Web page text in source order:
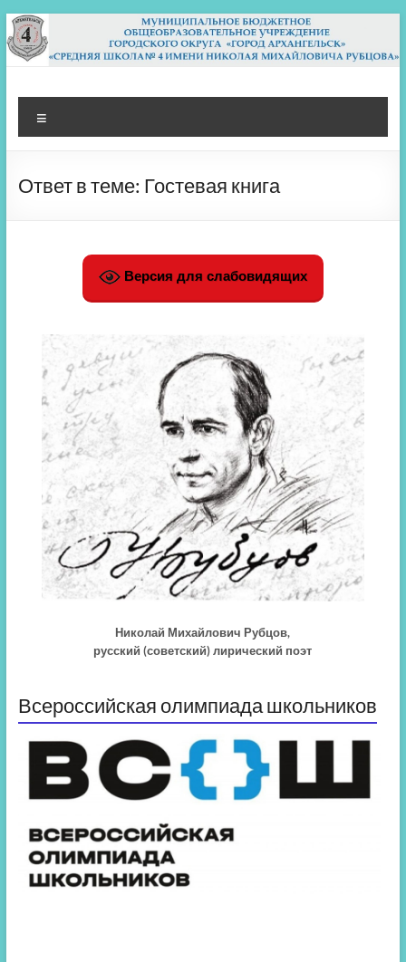
Перейти
к
содержимому
МБОУ СШ 4
Архангельск
Ответ в теме: Гостевая книга
Версия для слабовидящих
Николай Михайлович Рубцов,
русский (советский) лирический поэт
Всероссийская олимпиада школьников